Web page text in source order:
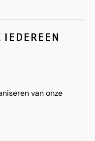
van onze
jaren boven aan